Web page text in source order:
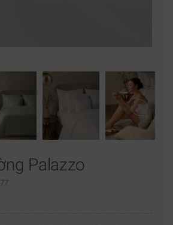
Palazzo